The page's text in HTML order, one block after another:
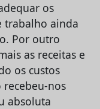
os
trabalho ainda
Por outro
as receitas e
os custos
recebeu-nos
absoluta